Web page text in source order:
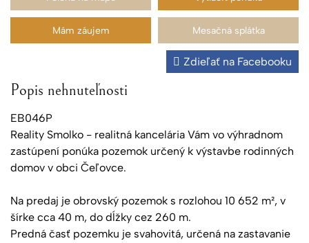
Mám záujem Mesačná splátka
Popis nehnuteľnosti
Zdieľať na Facebooku
EB046P
Reality Smolko - realitná kancelária Vám vo výhradnom
zastúpení ponúka pozemok určený k výstavbe rodinných
domov v obci Čeľovce.
Na predaj je obrovský pozemok s rozlohou 10 652 m², v
šírke cca 40 m, do dĺžky cez 260 m.
Predná časť pozemku je svahovitá, určená na zastavanie